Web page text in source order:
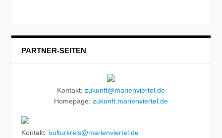
PARTNER-SEITEN
Kontakt: zukunft@marienviertel.de
Homepage: zukunft.marienviertel.de
Kontakt: kulturkreis@marienviertel.de